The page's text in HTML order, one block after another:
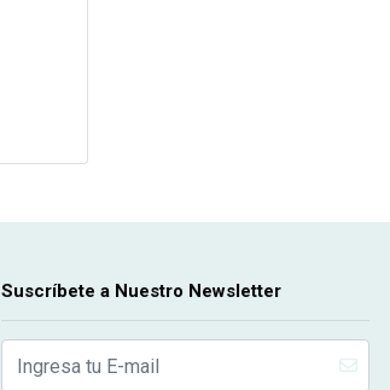
Suscríbete a Nuestro Newsletter